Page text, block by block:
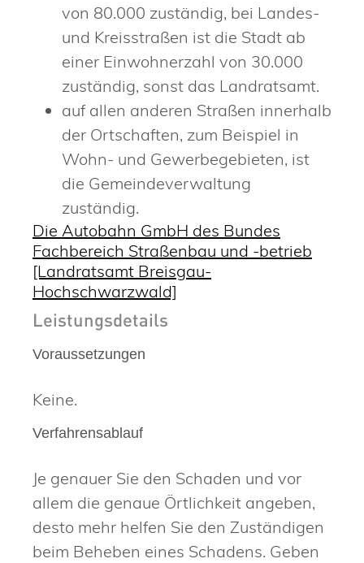
von 80.000 zuständig, bei Landes-
und Kreisstraßen ist die Stadt ab
einer Einwohnerzahl von 30.000
zuständig, sonst das Landratsamt.
auf allen anderen Straßen innerhalb
der Ortschaften, zum Beispiel in
Wohn- und Gewerbegebieten, ist
die Gemeindeverwaltung
zuständig.
Die Autobahn GmbH des Bundes
Fachbereich Straßenbau und -betrieb
[Landratsamt Breisgau-
Hochschwarzwald]
Leistungsdetails
Voraussetzungen
Keine.
Verfahrensablauf
Je genauer Sie den Schaden und vor
allem die genaue Örtlichkeit angeben,
desto mehr helfen Sie den Zuständigen
beim Beheben eines Schadens. Geben